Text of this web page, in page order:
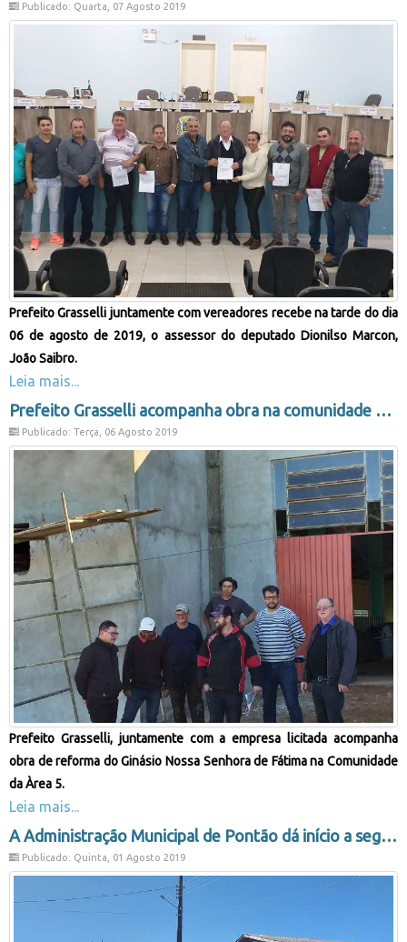
Publicado: Quarta, 07 Agosto 2019
Prefeito Grasselli juntamente com vereadores recebe na tarde do dia
06 de agosto de 2019, o assessor do deputado Dionilso Marcon,
João Saibro.
Leia mais...
Prefeito Grasselli acompanha obra na comunidade da Área 5 em estágio final
Publicado: Terça, 06 Agosto 2019
Prefeito Grasselli, juntamente com a empresa licitada acompanha
obra de reforma do Ginásio Nossa Senhora de Fátima na Comunidade
da Àrea 5.
Leia mais...
A Administração Municipal de Pontão dá início a segunda fase do calçamento na Rua Coronel Barroso
Publicado: Quinta, 01 Agosto 2019